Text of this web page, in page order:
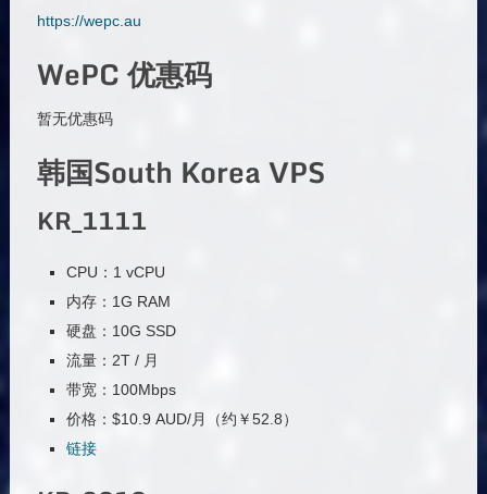
https://wepc.au
WePC 优惠码
暂无优惠码
韩国South Korea VPS
KR_1111
CPU：1 vCPU
内存：1G RAM
硬盘：10G SSD
流量：2T / 月
带宽：100Mbps
价格：$10.9 AUD/月（约￥52.8）
链接